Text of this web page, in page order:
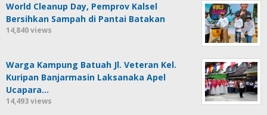
World Cleanup Day, Pemprov Kalsel
Bersihkan Sampah di Pantai Batakan
14,840 views
Warga Kampung Batuah Jl. Veteran Kel.
Kuripan Banjarmasin Laksanaka Apel
Ucapara…
14,493 views